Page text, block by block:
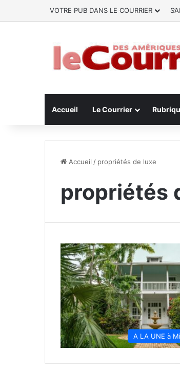
VOTRE PUB DANS LE COURRIER
Accueil Le Courrier
Accueil / propriétés de luxe
propriétés
A LA UNE à